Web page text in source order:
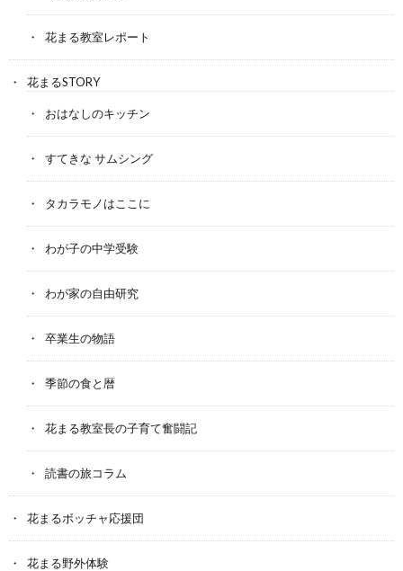
花まる教室レポート
花まるSTORY
おはなしのキッチン
すてきな サムシング
タカラモノはここに
わが子の中学受験
わが家の自由研究
卒業生の物語
季節の食と暦
花まる教室長の子育て奮闘記
読書の旅コラム
花まるボッチャ応援団
花まる野外体験